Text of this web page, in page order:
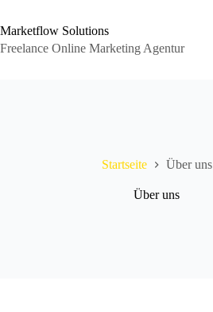
springen
Marketflow Solutions
Freelance Online Marketing Agentur
Startseite Über uns
Über uns